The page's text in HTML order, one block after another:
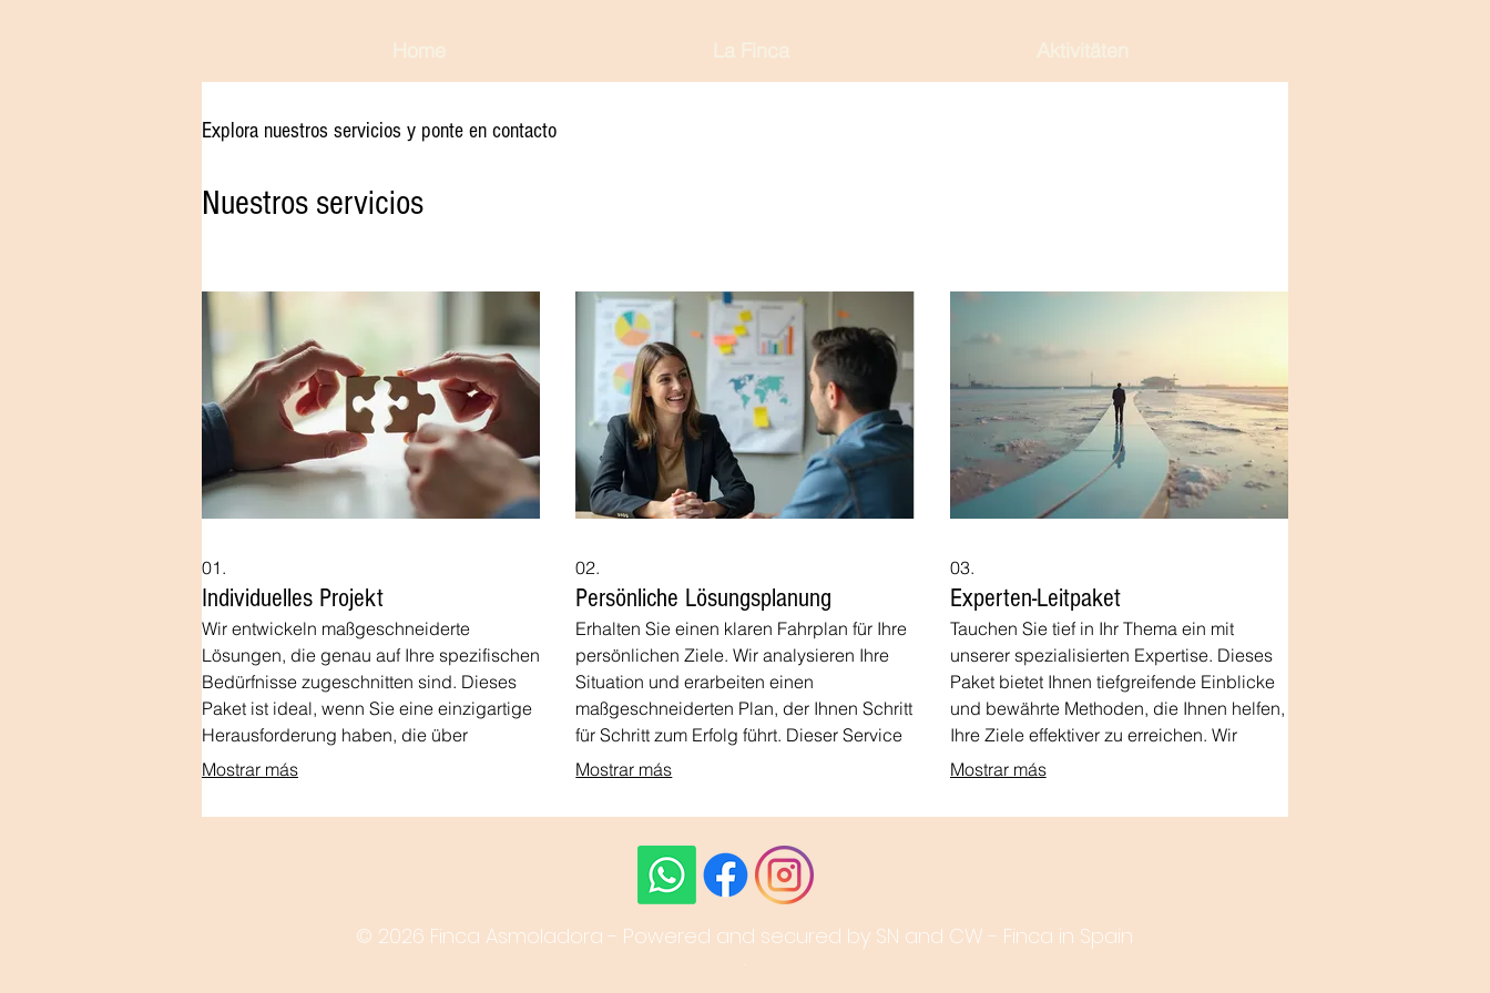
Explora nuestros servicios y ponte en contacto
Nuestros servicios
01.
Individuelles Projekt
Wir entwickeln maßgeschneiderte
Lösungen, die genau auf Ihre spezifischen
Bedürfnisse zugeschnitten sind. Dieses
Paket ist ideal, wenn Sie eine einzigartige
Herausforderung haben, die über
Standardangebote hinausgeht. Lassen
verwirklichen und innovative Antworten
Mostrar más
02.
Persönliche Lösungsplanung
Erhalten Sie einen klaren Fahrplan für Ihre
persönlichen Ziele. Wir analysieren Ihre
Situation und erarbeiten einen
maßgeschneiderten Plan, der Ihnen Schritt
für Schritt zum Erfolg führt. Dieser Service
ist darauf ausgelegt, Ihre individuellen
zu verwandeln.
Mostrar más
03.
Experten-Leitpaket
Tauchen Sie tief in Ihr Thema ein mit
unserer spezialisierten Expertise. Dieses
Paket bietet Ihnen tiefgreifende Einblicke
und bewährte Methoden, die Ihnen helfen,
Ihre Ziele effektiver zu erreichen. Wir
begleiten Sie mit unserem Wissen, um Ihre
Mostrar más
© 2026 Finca Asmoladora - Powered and secured by SN and CW - Finca in Spain
.